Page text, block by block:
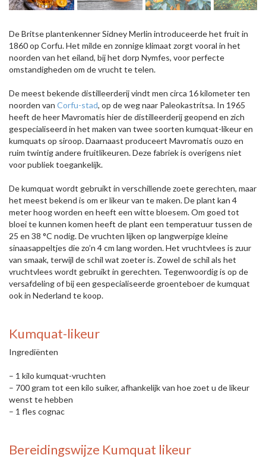
De Britse plantenkenner Sidney Merlin introduceerde het fruit in
1860 op Corfu. Het milde en zonnige klimaat zorgt vooral in het
noorden van het eiland, bij het dorp Nymfes, voor perfecte
omstandigheden om de vrucht te telen.
De meest bekende distilleerderij vindt men circa 16 kilometer ten
noorden van Corfu-stad, op de weg naar Paleokastrítsa. In 1965
heeft de heer Mavromatis hier de distilleerderij geopend en zich
gespecialiseerd in het maken van twee soorten kumquat-likeur en
kumquats op siroop. Daarnaast produceert Mavromatis ouzo en
ruim twintig andere fruitlikeuren. Deze fabriek is overigens niet
voor publiek toegankelijk.
De kumquat wordt gebruikt in verschillende zoete gerechten, maar
het meest bekend is om er likeur van te maken. De plant kan 4
meter hoog worden en heeft een witte bloesem. Om goed tot
bloei te kunnen komen heeft de plant een temperatuur tussen de
25 en 38 °C nodig. De vruchten lijken op langwerpige kleine
sinaasappeltjes die zo’n 4 cm lang worden. Het vruchtvlees is zuur
van smaak, terwijl de schil wat zoeter is. Zowel de schil als het
vruchtvlees wordt gebruikt in gerechten. Tegenwoordig is op de
versafdeling of bij een gespecialiseerde groenteboer de kumquat
ook in Nederland te koop.
Kumquat-likeur
Ingrediënten
– 1 kilo kumquat-vruchten
– 700 gram tot een kilo suiker, afhankelijk van hoe zoet u de likeur
wenst te hebben
– 1 fles cognac
Bereidingswijze Kumquat likeur